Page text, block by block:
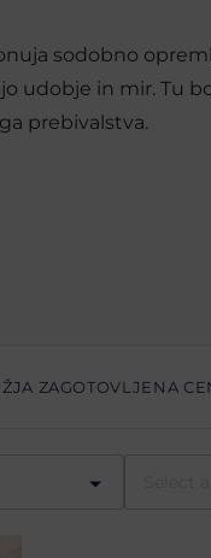
sodobno
udobje in mir. Tu
prebivalstva.
ZAGOTOVLJENA